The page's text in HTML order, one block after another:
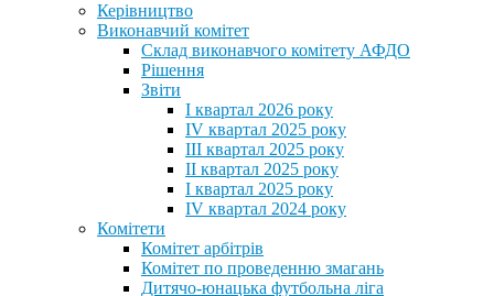
Керівництво
Виконавчий комітет
Склад виконавчого комітету АФДО
Рішення
Звіти
I квартал 2026 року
IV квартал 2025 року
III квартал 2025 року
II квартал 2025 року
I квартал 2025 року
IV квартал 2024 року
Комітети
Комітет арбітрів
Комітет по проведенню змагань
Дитячо-юнацька футбольна ліга